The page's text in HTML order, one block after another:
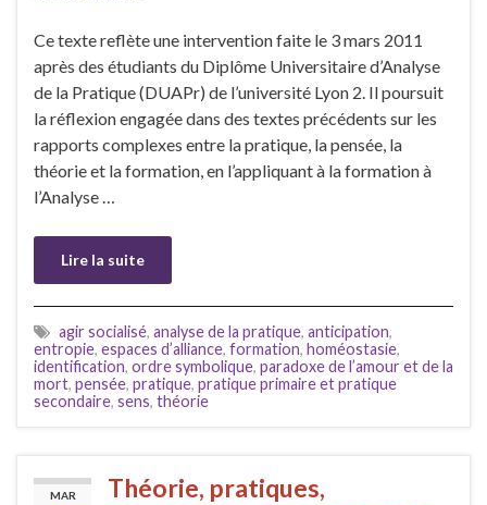
Ce texte reflète une intervention faite le 3 mars 2011
après des étudiants du Diplôme Universitaire d’Analyse
de la Pratique (DUAPr) de l’université Lyon 2. Il poursuit
la réflexion engagée dans des textes précédents sur les
rapports complexes entre la pratique, la pensée, la
théorie et la formation, en l’appliquant à la formation à
l’Analyse …
Lire la suite
agir socialisé, analyse de la pratique, anticipation,
entropie, espaces d’alliance, formation, homéostasie,
identification, ordre symbolique, paradoxe de l’amour et de la
mort, pensée, pratique, pratique primaire et pratique
secondaire, sens, théorie
MAR
Théorie, pratiques,